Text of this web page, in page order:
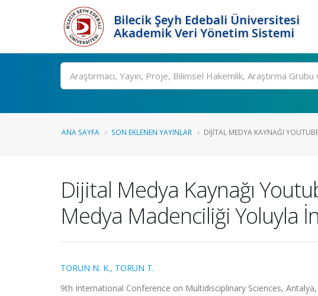
Bilecik Şeyh Edebali Üniversitesi
Akademik Veri Yönetim Sistemi
Ara
ANA SAYFA SON EKLENEN YAYINLAR DIJITAL MEDYA KAYNAĞI
Dijital Medya Kaynağı
Medya Madenciliği Yoluyla
TORUN N. K., TORUN T.
9th International Conference on Multidisciplinary Sciences,